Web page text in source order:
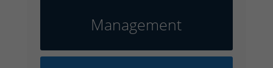
Management